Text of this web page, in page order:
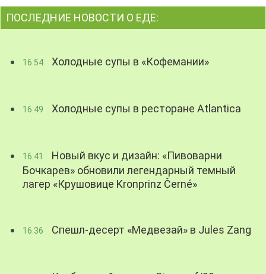
ПОСЛЕДНИЕ НОВОСТИ О ЕДЕ:
16:54 Холодные супы в «Кофемании»
16:49 Холодные супы в ресторане Atlantica
16:41
Новый вкус и дизайн: «Пивоварни
Бочкарев» обновили легендарный темный
лагер «Крушовице Kronprinz Černé»
16:36 Спешл-десерт «Медвезай» в Jules Zang